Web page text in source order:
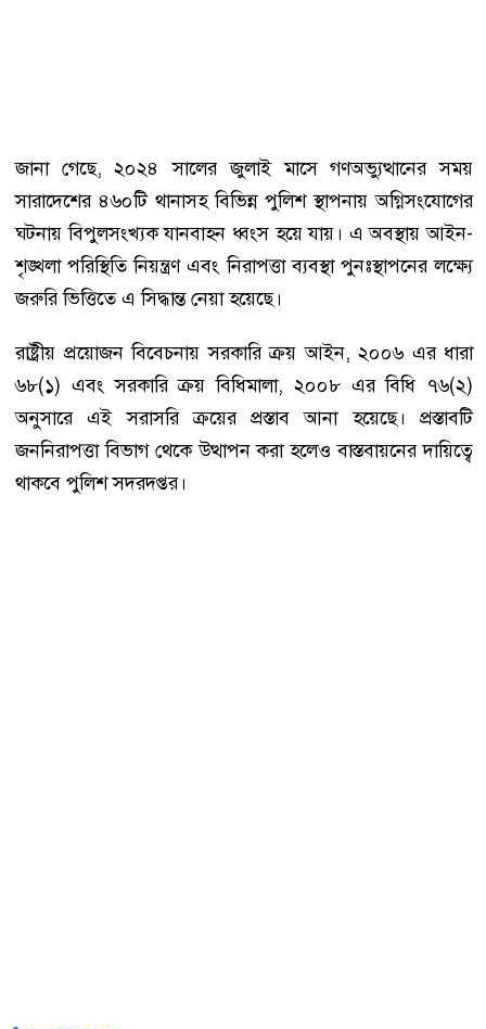
জানা গেছে, ২০২৪ সালের জুলাই মাসে গণঅভ্যুত্থানের সময়
সারাদেশের ৪৬০টি থানাসহ বিভিন্ন পুলিশ স্থাপনায় অগ্নিসংযোগের
ঘটনায় বিপুলসংখ্যক যানবাহন ধ্বংস হয়ে যায়। এ অবস্থায় আইন-
শৃঙ্খলা পরিস্থিতি নিয়ন্ত্রণ এবং নিরাপত্তা ব্যবস্থা পুনঃস্থাপনের লক্ষ্যে
জরুরি ভিত্তিতে এ সিদ্ধান্ত নেয়া হয়েছে।
রাষ্ট্রীয় প্রয়োজন বিবেচনায় সরকারি ক্রয় আইন, ২০০৬ এর ধারা
৬৮(১) এবং সরকারি ক্রয় বিধিমালা, ২০০৮ এর বিধি ৭৬(২)
অনুসারে এই সরাসরি ক্রয়ের প্রস্তাব আনা হয়েছে। প্রস্তাবটি
জননিরাপত্তা বিভাগ থেকে উত্থাপন করা হলেও বাস্তবায়নের দায়িত্বে
থাকবে পুলিশ সদরদপ্তর।